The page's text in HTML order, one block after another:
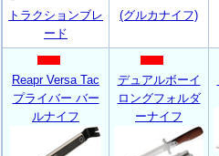
トラクションブレ
ード
(グルカナイフ)
Reapr Versa Tac
プライバー バー
ルナイフ
デュアルボーイ
ロングフォルダ
ーナイフ